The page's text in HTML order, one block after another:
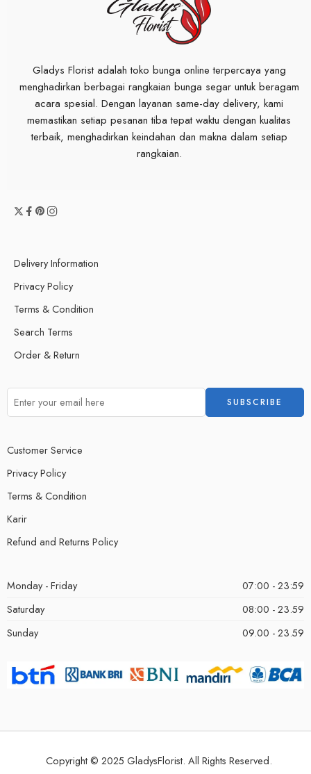
Gladys Florist adalah toko bunga online terpercaya yang
menghadirkan berbagai rangkaian bunga segar untuk beragam
acara spesial. Dengan layanan same-day delivery, kami
memastikan setiap pesanan tiba tepat waktu dengan kualitas
terbaik, menghadirkan keindahan dan makna dalam setiap
rangkaian.
Delivery Information
Privacy Policy
Terms & Condition
Search Terms
Order & Return
Customer Service
Privacy Policy
Terms & Condition
Karir
Refund and Returns Policy
Monday - Friday
07:00 - 23:59
Saturday
08:00 - 23.59
Sunday
09.00 - 23.59
Copyright © 2025 GladysFlorist. All Rights Reserved.